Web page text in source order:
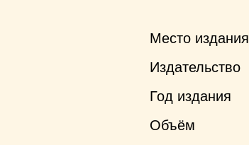
Место издания
Издательство
Год издания
Объём